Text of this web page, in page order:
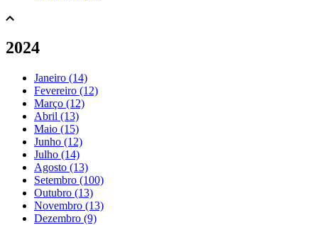
2024
Janeiro (14)
Fevereiro (12)
Março (12)
Abril (13)
Maio (15)
Junho (12)
Julho (14)
Agosto (13)
Setembro (100)
Outubro (13)
Novembro (13)
Dezembro (9)